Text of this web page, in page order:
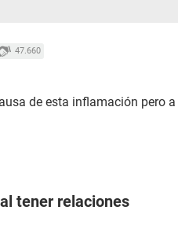
47.660
de esta inflamación pero
tener relaciones